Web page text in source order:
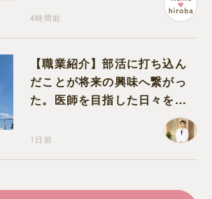
4時間前
【職業紹介】部活に打ち込ん
だことが将来の興味へ繋がっ
た。医師を目指した日々を振
1日前